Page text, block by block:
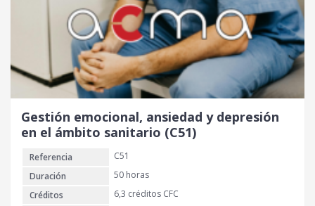
Gestión emocional, ansiedad y depresión
en el ámbito sanitario (C51)
Referencia
C51
Duración
50 horas
Créditos
6,3 créditos CFC